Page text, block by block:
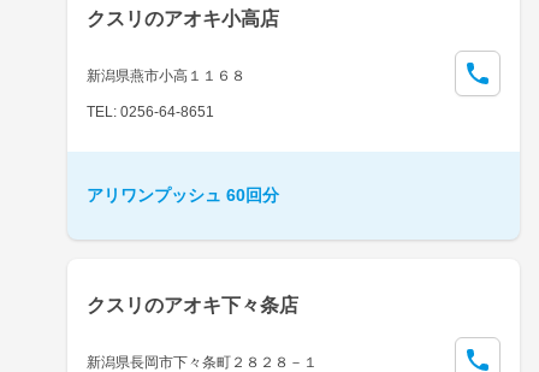
クスリのアオキ小高店
新潟県燕市小高１１６８
TEL: 0256-64-8651
アリワンプッシュ 60回分
クスリのアオキ下々条店
新潟県長岡市下々条町２８２８－１